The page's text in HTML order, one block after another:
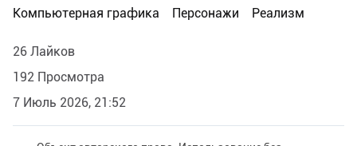
Компьютерная графика
Персонажи Реализм
26 Лайков
192 Просмотра
7 Июль 2026, 21:52